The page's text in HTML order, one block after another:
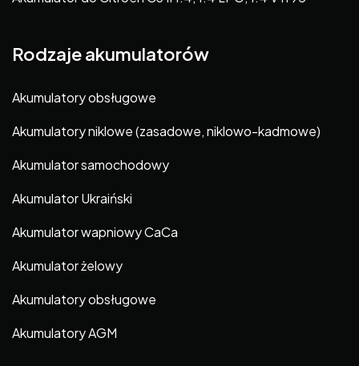
Rodzaje akumulatorów
Akumulatory obsługowe
Akumulatory niklowe (zasadowe, niklowo-kadmowe)
Akumulator samochodowy
Akumulator Ukraiński
Akumulator wapniowy CaCa
Akumulator żelowy
Akumulatory obsługowe
Akumulatory AGM